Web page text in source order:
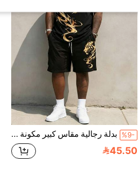
%9- بدلة رجالية مقاس كبير مكونة من قميص أكمام قصيرة وشورت بطبعة شريط نمر باللونين الأسود والذهبي، تصميم فضفاض مريح وأنيق مكون من قطعتين
45.50